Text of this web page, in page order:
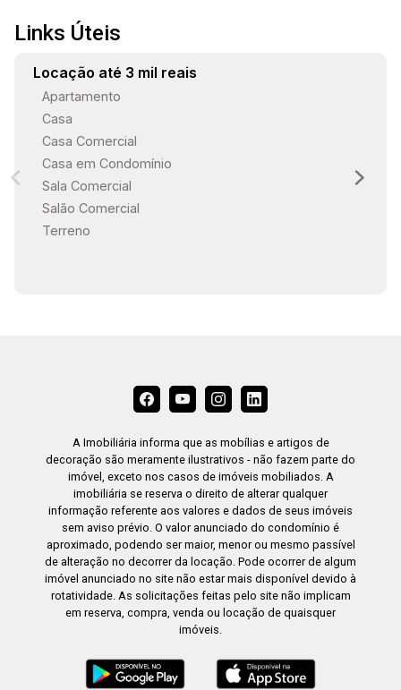
Links Úteis
Locação até 3 mil reais
Apartamento
Casa
Casa Comercial
Casa em Condomínio
Sala Comercial
Salão Comercial
Terreno
A Imobiliária informa que as mobílias e artigos de
decoração são meramente ilustrativos - não fazem parte do
imóvel, exceto nos casos de imóveis mobiliados. A
imobiliária se reserva o direito de alterar qualquer
informação referente aos valores e dados de seus imóveis
sem aviso prévio. O valor anunciado do condomínio é
aproximado, podendo ser maior, menor ou mesmo passível
de alteração no decorrer da locação. Pode ocorrer de algum
imóvel anunciado no site não estar mais disponível devido à
rotatividade. As solicitações feitas pelo site não implicam
em reserva, compra, venda ou locação de quaisquer
imóveis.